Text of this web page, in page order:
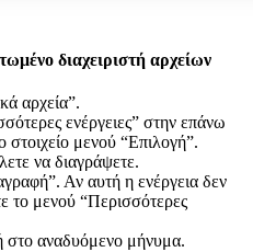
διαχειριστή αρχείων
αρχεία”.
ενέργειες” στην επάνω
στοιχείο μενού “Επιλογή”.
να διαγράψετε.
Αν αυτή η ενέργεια δεν
το μενού “Περισσότερες
στο αναδυόμενο μήνυμα.